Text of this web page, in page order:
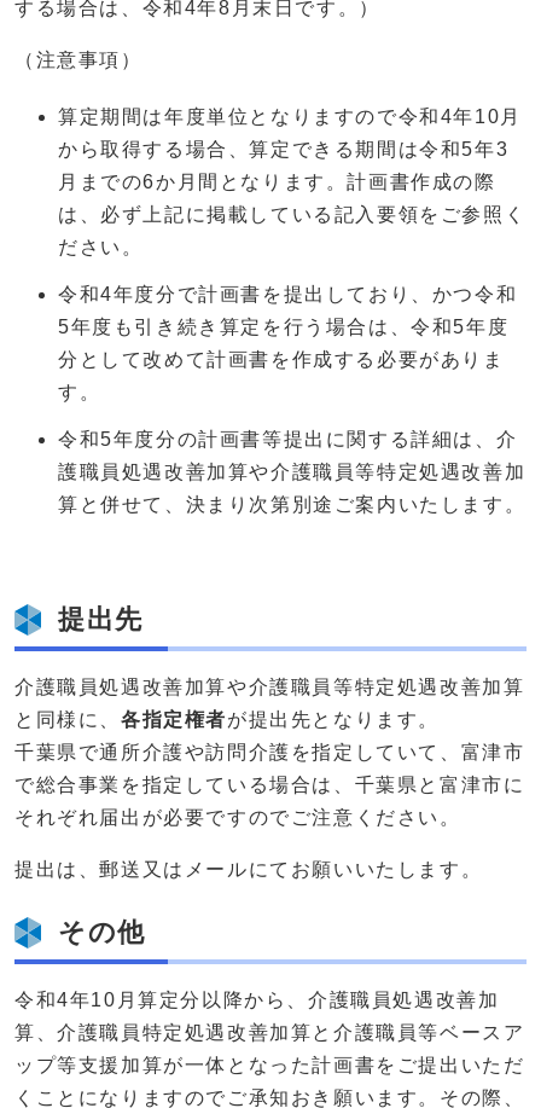
する場合は、令和4年8月末日です。）
（注意事項）
算定期間は年度単位となりますので令和4年10月
から取得する場合、算定できる期間は令和5年3
月までの6か月間となります。計画書作成の際
は、必ず上記に掲載している記入要領をご参照く
ださい。
令和4年度分で計画書を提出しており、かつ令和
5年度も引き続き算定を行う場合は、令和5年度
分として改めて計画書を作成する必要がありま
す。
令和5年度分の計画書等提出に関する詳細は、介
護職員処遇改善加算や介護職員等特定処遇改善加
算と併せて、決まり次第別途ご案内いたします。
提出先
介護職員処遇改善加算や介護職員等特定処遇改善加算
と同様に、 各指定権者が提出先となります。
千葉県で通所介護や訪問介護を指定していて、富津市
で総合事業を指定している場合は、千葉県と富津市に
それぞれ届出が必要ですのでご注意ください。
提出は、郵送又はメールにてお願いいたします。
その他
令和4年10月算定分以降から、介護職員処遇改善加
算、介護職員特定処遇改善加算と介護職員等ベースア
ップ等支援加算が一体となった計画書をご提出いただ
くことになりますのでご承知おき願います。その際、